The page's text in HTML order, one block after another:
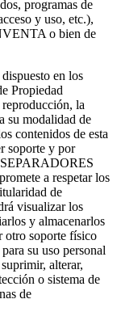
programas de
y uso, etc.),
o bien de
en los
Propiedad
la
su modalidad de
contenidos de esta
soporte y por
a respetar los
de
visualizar los
y almacenarlos
otro soporte físico
su uso personal
alterar,
o sistema de
de